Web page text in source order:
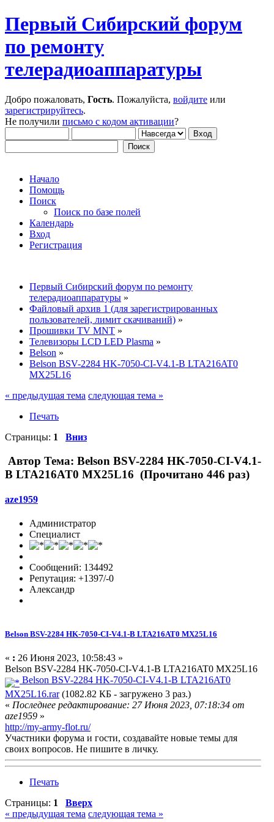
Первый Сибирский форум
по ремонту
телерадиоаппаратуры
Добро пожаловать, Гость. Пожалуйста, войдите или
зарегистрируйтесь.
Не получили письмо с кодом активации?
Начало
Помощь
Поиск
Поиск по базе полей
Календарь
Вход
Регистрация
Первый Сибирский форум по ремонту
телерадиоаппаратуры »
Файловый архив 1 (для зарегистрированных
пользователей, лимит скачиваний) »
Прошивки TV MNT »
Телевизоры LCD LED Plasma »
Belson »
Belson BSV-2284 HK-7050-CI-V4.1-B LTA216AT0
MX25L16
« предыдущая тема следующая тема »
Печать
Страницы: 1 Вниз
Автор Тема: Belson BSV-2284 HK-7050-CI-V4.1-
B LTA216AT0 MX25L16 (Прочитано 446 раз)
aze1959
Администратор
Специалист
Сообщений: 134492
Репутация: +1397/-0
Александр
Belson BSV-2284 HK-7050-CI-V4.1-B LTA216AT0 MX25L16
« : 26 Июня 2023, 10:58:43 »
Belson BSV-2284 HK-7050-CI-V4.1-B LTA216AT0 MX25L16
Belson BSV-2284 HK-7050-CI-V4.1-B LTA216AT0
MX25L16.rar(1082.82 КБ - загружено 3 раз.)
« Последнее редактирование: 27 Июня 2023, 07:18:34 от
aze1959 »
http://my-army-flot.ru/
Участники форума и гости, создавайте новые темы для
своих вопросов. Не пишите в личку.
Печать
Страницы: 1
Вверх
« предыдущая тема следующая тема »